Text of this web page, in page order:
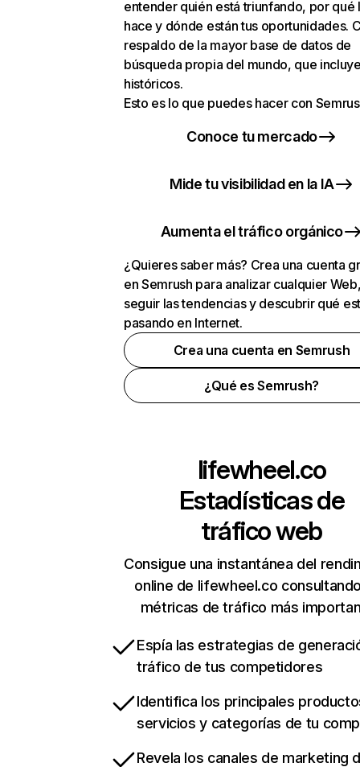
entender quién está triunfando, por qué
hace y dónde están tus oportunidades.
respaldo de la mayor base de datos de
búsqueda propia del mundo, que
históricos.
Esto es lo que puedes hacer con
Conoce tu mercado
Mide tu visibilidad en la IA
Aumenta el tráfico orgánico
¿Quieres saber más? Crea una cuenta
en Semrush para analizar cualquier
seguir las tendencias y descubrir qué
pasando en Internet.
Crea una cuenta en Semrush
¿Qué es Semrush?
lifewheel.co
Estadísticas de
tráfico web
Consigue una instantánea del
online de lifewheel.co
métricas de tráfico más
Espía las estrategias de
tráfico de tus competidores
Identifica los principales
servicios y categorías de tu
Revela los canales de marketing